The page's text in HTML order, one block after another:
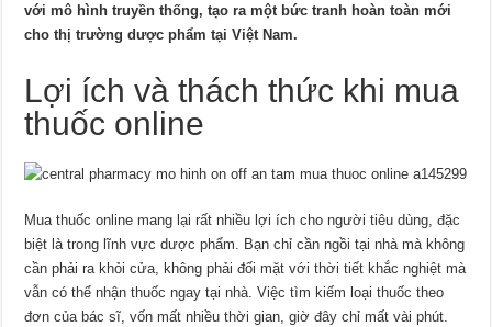
với mô hình truyền thống, tạo ra một bức tranh hoàn toàn mới
cho thị trường dược phẩm tại Việt Nam.
Lợi ích và thách thức khi mua
thuốc online
Mua thuốc online mang lại rất nhiều lợi ích cho người tiêu dùng, đặc
biệt là trong lĩnh vực dược phẩm. Bạn chỉ cần ngồi tại nhà mà không
cần phải ra khỏi cửa, không phải đối mặt với thời tiết khắc nghiệt mà
vẫn có thể nhận thuốc ngay tại nhà. Việc tìm kiếm loại thuốc theo
đơn của bác sĩ, vốn mất nhiều thời gian, giờ đây chỉ mất vài phút.